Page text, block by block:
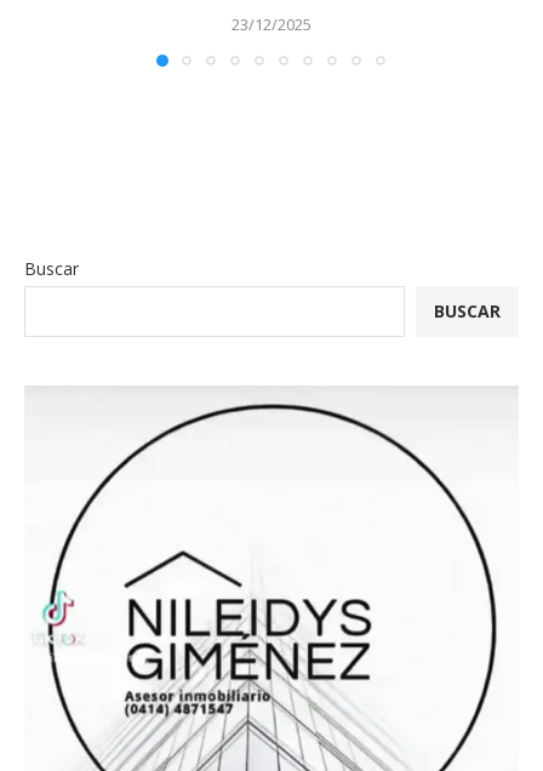
23/12/2025
Buscar
BUSCAR